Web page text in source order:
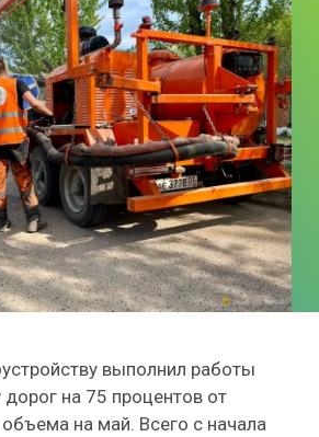
выполнил работы
на 75 процентов от
на май. Всего с начала